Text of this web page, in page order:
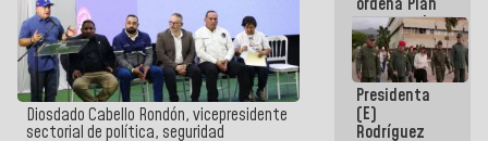
Diosdado Cabello Rondón, vicepresidente
sectorial de política, seguridad
maestro de
desarrollo
logístico y
turístico
para La
Guaira
Presidenta
(E)
Rodríguez